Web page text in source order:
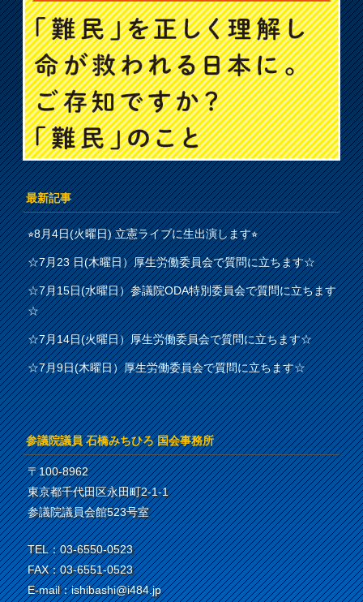
最新記事
⭐︎8月4日(火曜日) 立憲ライブに生出演します⭐︎
☆7月23 日(木曜日）厚生労働委員会で質問に立ちます☆
☆7月15日(水曜日）参議院ODA特別委員会で質問に立ちます
☆
☆7月14日(火曜日）厚生労働委員会で質問に立ちます☆
☆7月9日(木曜日）厚生労働委員会で質問に立ちます☆
参議院議員 石橋みちひろ 国会事務所
〒100-8962
東京都千代田区永田町2-1-1
参議院議員会館523号室
TEL：03-6550-0523
FAX：03-6551-0523
E-mail：ishibashi@i484.jp